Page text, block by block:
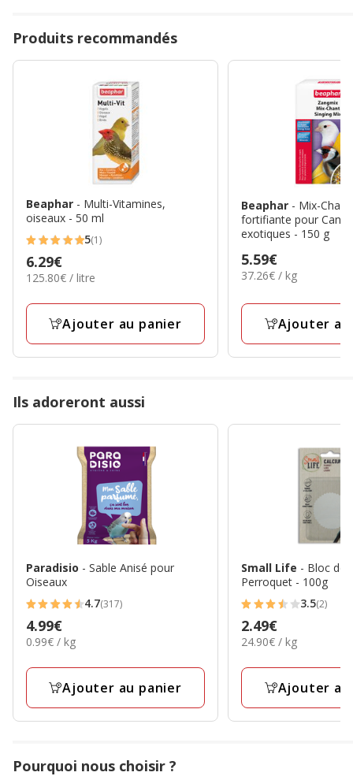
Produits recommandés
Beaphar - Multi-Vitamines,
oiseaux - 50 ml
5
étoiles
avec
1
5(1)
Prix
6.29€
6.29€
125.80€
Litre
125.80€ / litre
Ajouter au panier
Beaphar - Mix-
fortifiante pour
exotiques - 150 g
Prix
5.59€
5.59€
37.26€
Kg
37.26€ / kg
Ajouter
Ils adoreront aussi
Paradisio - Sable Anisé pour
Oiseaux
4.7
étoiles
avec
317
4.7(317)
Prix
4.99€
4.99€
0.99€
Kg
0.99€ / kg
Ajouter au panier
Small Life - Bloc de
Perroquet - 100g
3.5
étoiles
avec
2
3.5(2)
Prix
2.49€
2.49€
24.90€
Kg
24.90€ / kg
Ajouter
Pourquoi nous choisir ?